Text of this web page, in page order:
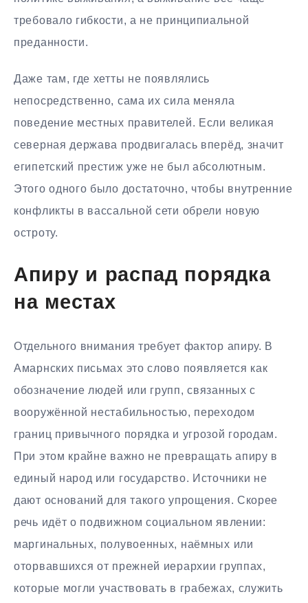
требовало гибкости, а не принципиальной
преданности.
Даже там, где хетты не появлялись
непосредственно, сама их сила меняла
поведение местных правителей. Если великая
северная держава продвигалась вперёд, значит
египетский престиж уже не был абсолютным.
Этого одного было достаточно, чтобы внутренние
конфликты в вассальной сети обрели новую
остроту.
Апиру и распад порядка
на местах
Отдельного внимания требует фактор апиру. В
Амарнских письмах это слово появляется как
обозначение людей или групп, связанных с
вооружённой нестабильностью, переходом
границ привычного порядка и угрозой городам.
При этом крайне важно не превращать апиру в
единый народ или государство. Источники не
дают оснований для такого упрощения. Скорее
речь идёт о подвижном социальном явлении:
маргинальных, полувоенных, наёмных или
оторвавшихся от прежней иерархии группах,
которые могли участвовать в грабежах, служить